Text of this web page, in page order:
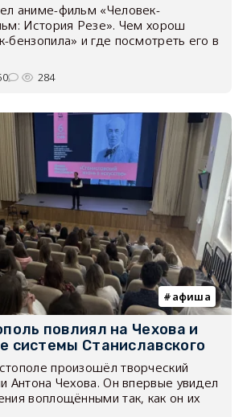
аниме-фильм «Человек-
История Резе». Чем хорош
бензопила» и где посмотреть его в
284
афиша
повлиял на Чехова и
системы Станиславского
произошёл творческий
Антона Чехова. Он впервые увидел
воплощёнными так, как он их